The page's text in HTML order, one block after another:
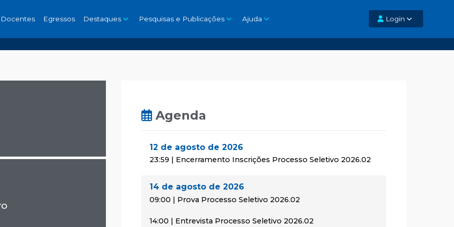
Docentes Egressos Destaques Pesquisas e Publicações Ajuda Login
Agenda
12 de agosto de 2026
23:59 | Encerramento Inscrições Processo Seletivo 2026.02
14 de agosto de 2026
09:00 | Prova Processo Seletivo 2026.02
14:00 | Entrevista Processo Seletivo 2026.02